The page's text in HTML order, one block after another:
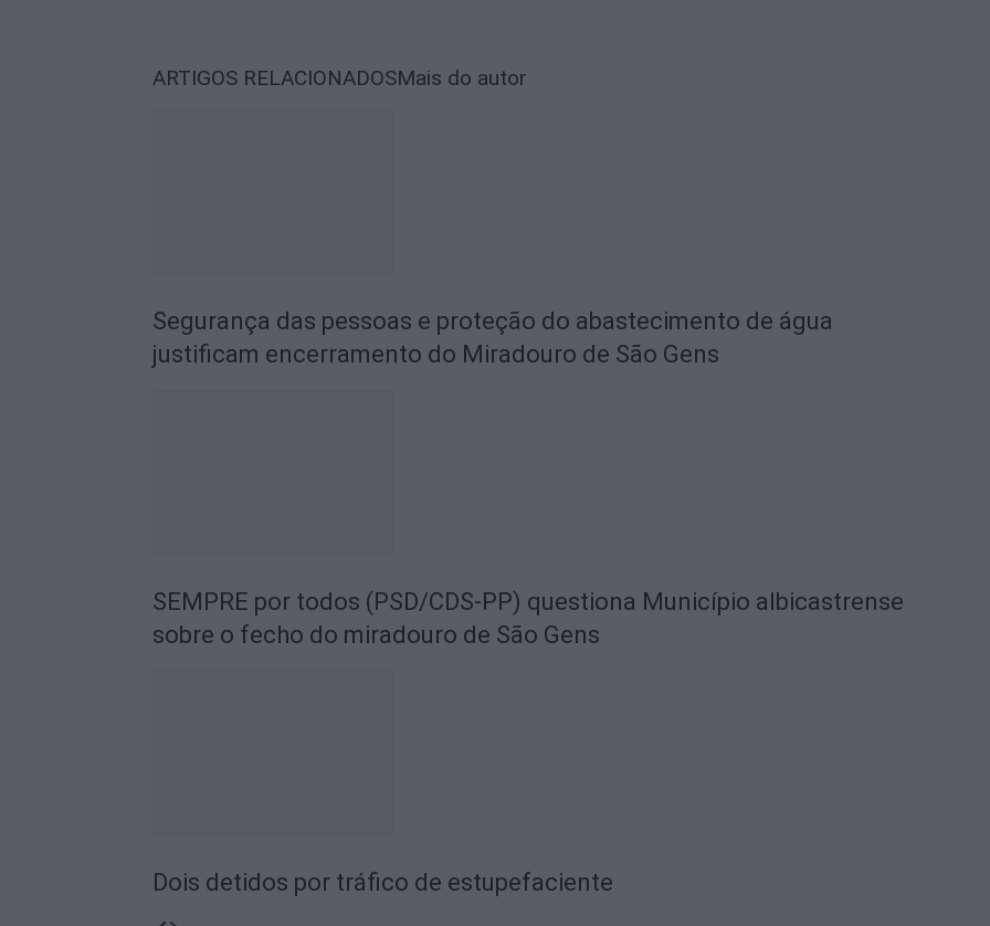
ARTIGOS RELACIONADOSMais do autor
Segurança das pessoas e proteção do abastecimento de água
justificam encerramento do Miradouro de São Gens
SEMPRE por todos (PSD/CDS-PP) questiona Município albicastrense
sobre o fecho do miradouro de São Gens
Dois detidos por tráfico de estupefaciente